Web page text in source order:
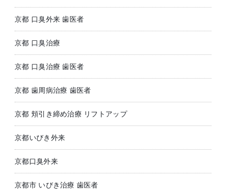
京都 口臭外来 歯医者
京都 口臭治療
京都 口臭治療 歯医者
京都 歯周病治療 歯医者
京都 頬引き締め治療 リフトアップ
京都いびき外来
京都口臭外来
京都市 いびき治療 歯医者